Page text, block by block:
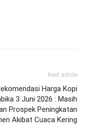
Next article
Harga Kopi
3 Juni 2026 : Masih
Prospek Peningkatan
Akibat Cuaca Kering